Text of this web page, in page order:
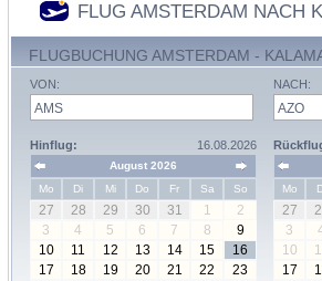
FLUG AMSTERDAM NACH
FLUGBUCHUNG AMSTERDAM -
VON:
Hinflug: 16.08.2026
August 2026
Mo
Di Mi Do Fr Sa So
27 28 29 30 31 1
2
3
4 5 6 7 8
9
10
11 12 13 14 15
16
17
18 19 20 21 22
23
NACH:
Mo
27
3
10
17